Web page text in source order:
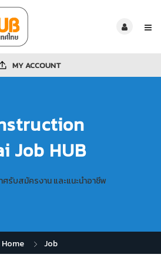
MY ACCOUNT
Job HUB
ศรับสมัครงาน และแนะนำอาชีพ
Home Job